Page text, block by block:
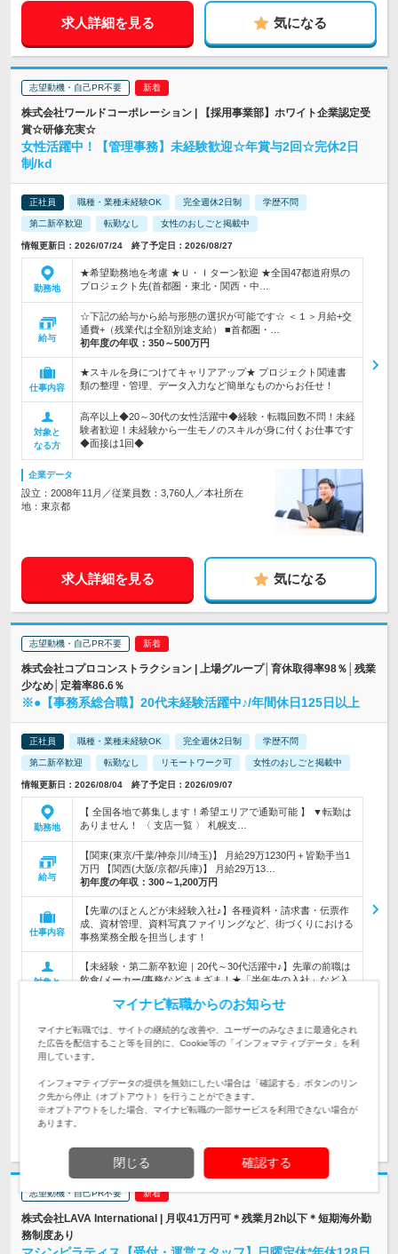
求人詳細を見る 気になる
志望動機・自己PR不要
株式会社ワールドコーポレーション | 【採用事業部】ホワイト企業認定受
賞☆研修充実☆
女性活躍中！【管理事務】未経験歓迎☆年賞与2回☆完休2日
制/kd
正社員 職種・業種未経験OK 完全週休2日制 学歴不問
第二新卒歓迎 転勤なし 女性のおしごと掲載中
情報更新日：2026/07/24 終了予定日：2026/08/27
勤務地
★希望勤務地を考慮 ★Ｕ・Ｉターン歓迎 ★全国47都道府県の
プロジェクト先(首都圏・東北・関西・中…
給与
☆下記の給与から給与形態の選択が可能です☆ ＜１＞月給+交
通費+（残業代は全額別途支給） ■首都圏・…
初年度の年収： 350～500万円
仕事内容
★スキルを身につけてキャリアアップ★ プロジェクト関連書
類の整理・管理、データ入力など簡単なものからお任せ！
対象と
なる方
高卒以上◆20～30代の女性活躍中◆経験・転職回数不問！未経
験者歓迎！未経験から一生モノのスキルが身に付くお仕事です
◆面接は1回◆
企業データ
設立：2008年11月／従業員数：3,760人／本社所在
地：東京都
求人詳細を見る 気になる
志望動機・自己PR不要
株式会社コプロコンストラクション | 上場グループ│育休取得率98％│残業
少なめ│定着率86.6％
※●【事務系総合職】20代未経験活躍中♪/年間休日125日以上
正社員 職種・業種未経験OK 完全週休2日制 学歴不問
第二新卒歓迎 転勤なし リモートワーク可 女性のおしごと掲載中
情報更新日：2026/08/04 終了予定日：2026/09/07
勤務地
【 全国各地で募集します！希望エリアで通勤可能 】 ▼転勤は
ありません！ 〈 支店一覧 〉 札幌支…
給与
【関東(東京/千葉/神奈川/埼玉)】 月給29万1230円＋皆勤手当1
万円 【関西(大阪/京都/兵庫)】 月給29万13…
初年度の年収： 300～1,200万円
仕事内容
【先輩のほとんどが未経験入社♪】各種資料・請求書・伝票作
成、資材管理、資料写真ファイリングなど、街づくりにおける
事務業務全般を担当します！
対象と
【未経験・第二新卒歓迎｜20代～30代活躍中♪】先輩の前職は
飲食/メーカー/事務などさまざま！★「半年先の入社」など入
企業データ
設立：2006年10月／従業員数：5,224人／本社所在
地：愛知県
求人詳細を見る
志望動機・自己PR不要
株式会社LAVA International | 月収41万円可＊残業月2h以下＊短期海外勤
務制度あり
マイナビ転職からのお知らせ
マイナビ転職では、サイトの継続的な改善や、ユーザーのみなさまに最適化され
た広告を配信すること等を目的に、Cookie等の「インフォマティブデータ」を利
用しています。
インフォマティブデータの提供を無効にしたい場合は「確認する」ボタンのリン
ク先から停止（オプトアウト）を行うことができます。
※オプトアウトをした場合、マイナビ転職の一部サービスを利用できない場合が
あります。
閉じる 確認する